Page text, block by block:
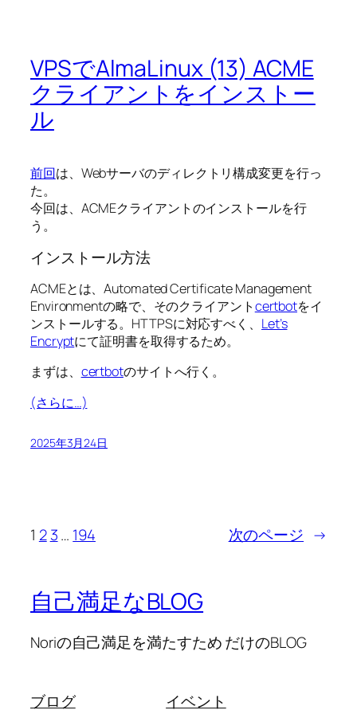
VPSでAlmaLinux (13) ACME
クライアントをインストー
ル
前回は、Webサーバのディレクトリ構成変更を行っ
た。
今回は、ACMEクライアントのインストールを行
う。
インストール方法
ACMEとは、Automated Certificate Management
Environmentの略で、そのクライアントcertbotをイ
ンストールする。HTTPSに対応すべく、 Let’s
Encryptにて証明書を取得するため。
まずは、 certbotのサイトへ行く。
(さらに…)
2025年3月24日
1 2 3… 194 次のページ →
自己満足なBLOG
Noriの自己満足を満たすため だけのBLOG
ブログ
イベント